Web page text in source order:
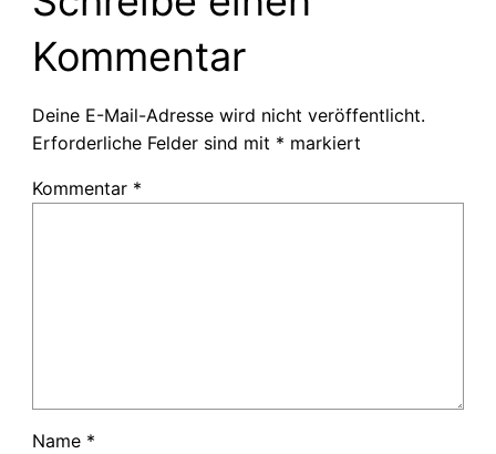
Kommentar
Deine E-Mail-Adresse wird nicht veröffentlicht.
Erforderliche Felder sind mit * markiert
Kommentar *
Name *